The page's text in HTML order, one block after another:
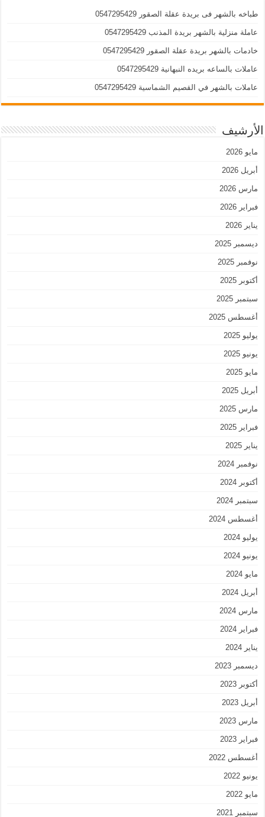
طباخه بالشهر فى بريدة عقلة الصقور 0547295429
عاملة منزلية بالشهر بريدة المذنب 0547295429
خادمات بالشهر بريدة عقلة الصقور 0547295429
عاملات بالساعه بريده النبهانية 0547295429
عاملات بالشهر في القصيم الشماسية 0547295429
الأرشيف
مايو 2026
أبريل 2026
مارس 2026
فبراير 2026
يناير 2026
ديسمبر 2025
نوفمبر 2025
أكتوبر 2025
سبتمبر 2025
أغسطس 2025
يوليو 2025
يونيو 2025
مايو 2025
أبريل 2025
مارس 2025
فبراير 2025
يناير 2025
نوفمبر 2024
أكتوبر 2024
سبتمبر 2024
أغسطس 2024
يوليو 2024
يونيو 2024
مايو 2024
أبريل 2024
مارس 2024
فبراير 2024
يناير 2024
ديسمبر 2023
أكتوبر 2023
أبريل 2023
مارس 2023
فبراير 2023
أغسطس 2022
يونيو 2022
مايو 2022
سبتمبر 2021